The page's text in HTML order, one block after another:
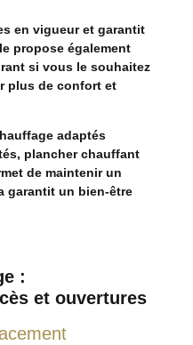
en vigueur et garantit
propose également
si vous le souhaitez
plus de confort et
adaptés
plancher chauffant
de maintenir un
garantit un bien-être
:
et ouvertures